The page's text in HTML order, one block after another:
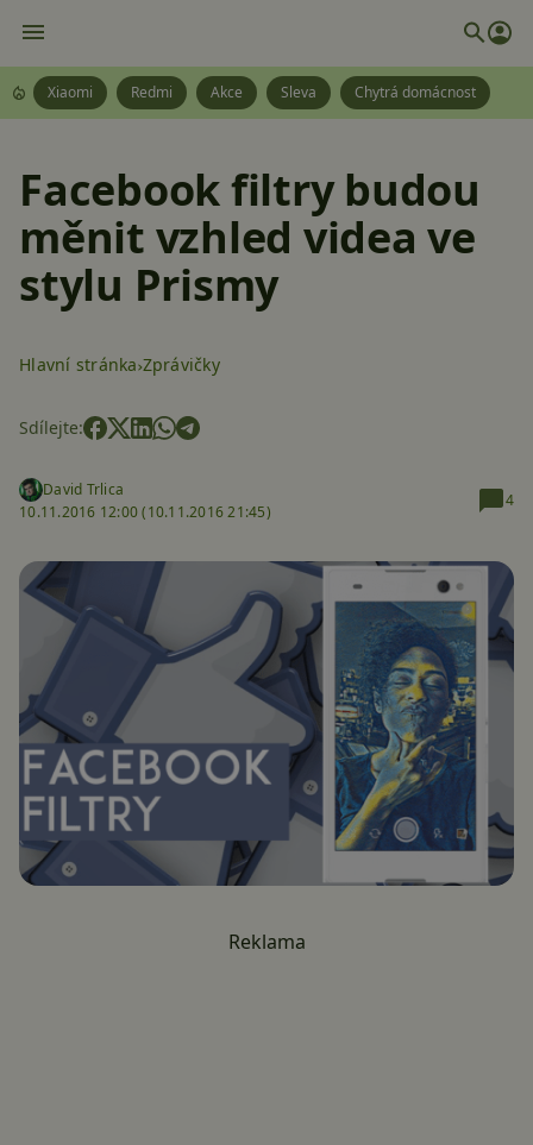
Xiaomi Redmi Akce Sleva Chytrá domácnost
Facebook filtry budou
měnit vzhled videa ve
stylu Prismy
Hlavní stránka Zprávičky
Sdílejte:
David Trlica
10.11.2016 12:00 (10.11.2016 21:45)
4
Reklama